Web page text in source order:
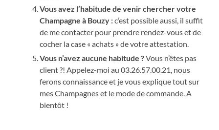
Vous avez l’habitude de venir chercher votre
Champagne à Bouzy :c’est possible aussi, il suffit
de me contacter pour prendre rendez-vous et de
cocher la case « achats » de votre attestation.
Vous n’avez aucune habitude ?Vous n’êtes pas
client ?! Appelez-moi au 03.26.57.00.21, nous
ferons connaissance et je vous explique tout sur
mes Champagnes et le mode de commande. A
bientôt !